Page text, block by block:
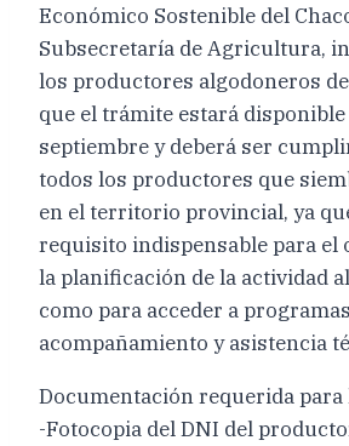
Económico Sostenible del
Subsecretaría de Agricultura,
los productores algodoneros
que el trámite estará disponible
septiembre y deberá ser
todos los productores que
en el territorio provincial, ya
requisito indispensable para el
la planificación de la actividad
como para acceder a
acompañamiento y asistencia
Documentación requerida
-Fotocopia del DNI del